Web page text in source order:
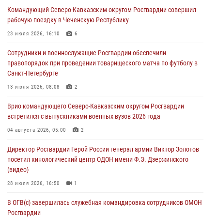
Кубани
07 августа 2026, 06:49
святого праведного воина Федора Ушакова (видео)
07 августа 2026, 06:15 7
Росгвардейцы оказали адресную помощь жителям Луганской
07 августа 2026, 05:00
Сотрудники Росгвардии в Забайкалье потушили загоревшийся дом
07 августа 2026, 04:10
Командующий Северо-Кавказским округом Росгвардии совершил
рабочую поездку в Чеченскую Республику
23 июля 2026, 16:10 6
Сотрудники и военнослужащие Росгвардии обеспечили
правопорядок при проведении товарищеского матча по футболу в
Санкт-Петербурге
13 июля 2026, 08:08 2
Врио командующего Северо-Кавказским округом Росгвардии
встретился с выпускниками военных вузов 2026 года
04 августа 2026, 05:00 2
Директор Росгвардии Герой России генерал армии Виктор Золотов
посетил кинологический центр ОДОН имени Ф.Э. Дзержинского
(видео)
28 июля 2026, 16:50 1
В ОГВ(с) завершилась служебная командировка сотрудников ОМОН
Росгвардии